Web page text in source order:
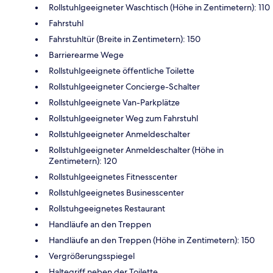
Rollstuhlgeeigneter Waschtisch (Höhe in Zentimetern): 110
Fahrstuhl
Fahrstuhltür (Breite in Zentimetern): 150
Barrierearme Wege
Rollstuhlgeeignete öffentliche Toilette
Rollstuhlgeeigneter Concierge-Schalter
Rollstuhlgeeignete Van-Parkplätze
Rollstuhlgeeigneter Weg zum Fahrstuhl
Rollstuhlgeeigneter Anmeldeschalter
Rollstuhlgeeigneter Anmeldeschalter (Höhe in
Zentimetern): 120
Rollstuhlgeeignetes Fitnesscenter
Rollstuhlgeeignetes Businesscenter
Rollstuhgeeignetes Restaurant
Handläufe an den Treppen
Handläufe an den Treppen (Höhe in Zentimetern): 150
Vergrößerungsspiegel